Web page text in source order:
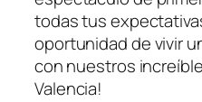
todas⁢ tus
oportunidad de vivir
⁣con ⁣nuestros
Valencia!